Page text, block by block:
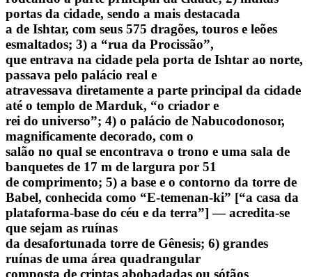
portas da cidade, sendo a mais destacada
a de Ishtar, com seus 575 dragões, touros e leões
esmaltados; 3) a “rua da Procissão”,
que entrava na cidade pela porta de Ishtar ao norte,
passava pelo palácio real e
atravessava diretamente a parte principal da cidade
até o templo de Marduk, “o criador e
rei do universo”; 4) o palácio de Nabucodonosor,
magnificamente decorado, com o
salão no qual se encontrava o trono e uma sala de
banquetes de 17 m de largura por 51
de comprimento; 5) a base e o contorno da torre de
Babel, conhecida como “E-temenan-ki” [“a casa da
plataforma-base do céu e da terra”] — acredita-se
que sejam as ruínas
da desafortunada torre de Gênesis; 6) grandes
ruínas de uma área quadrangular
composta de criptas abobadadas ou sótãos